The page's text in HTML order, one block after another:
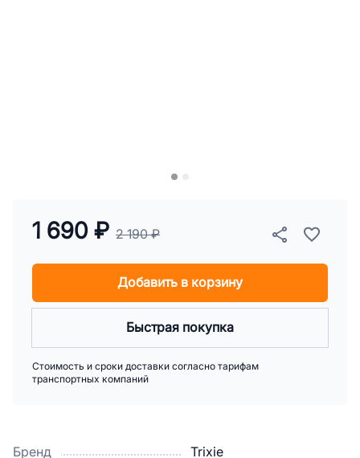
Бренд
Trixie
1 690 ₽ 2 190 ₽
Добавить в корзину
Быстрая покупка
Стоимость и сроки доставки согласно тарифам
транспортных компаний